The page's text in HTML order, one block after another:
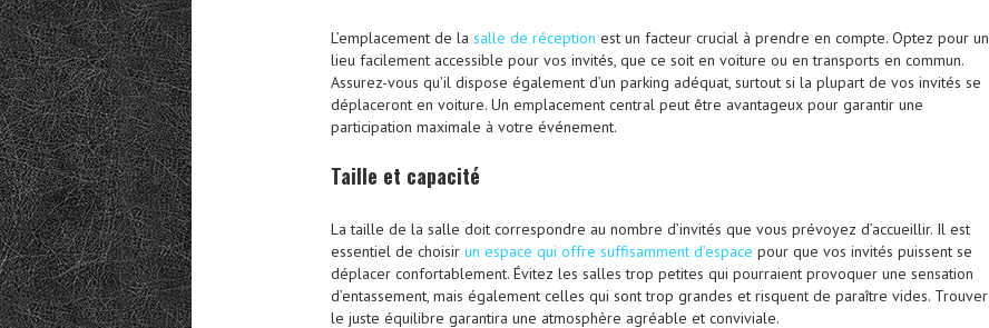
L’emplacement de la salle de réception est un facteur crucial à prendre en compte. Optez pour un
lieu facilement accessible pour vos invités, que ce soit en voiture ou en transports en commun.
Assurez-vous qu’il dispose également d’un parking adéquat, surtout si la plupart de vos invités se
déplaceront en voiture. Un emplacement central peut être avantageux pour garantir une
participation maximale à votre événement.
Taille et capacité
La taille de la salle doit correspondre au nombre d’invités que vous prévoyez d’accueillir. Il est
essentiel de choisir un espace qui offre suffisamment d’espace pour que vos invités puissent se
déplacer confortablement. Évitez les salles trop petites qui pourraient provoquer une sensation
d’entassement, mais également celles qui sont trop grandes et risquent de paraître vides. Trouver
le juste équilibre garantira une atmosphère agréable et conviviale.